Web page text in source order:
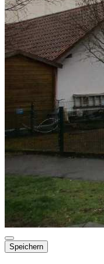
Speichern